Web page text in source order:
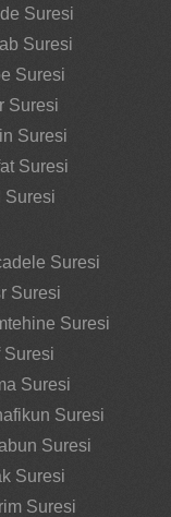
Suresi
Suresi
Suresi
Suresi
Suresi
Suresi
Suresi
Suresi
Suresi
Suresi
Suresi
Suresi
Suresi
Suresi
Suresi
Suresi